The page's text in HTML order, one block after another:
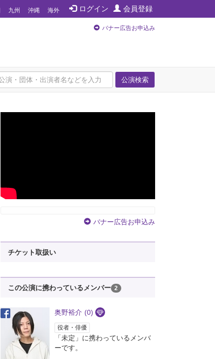
ログイン 会員登録
九州 沖縄 海外
バナー広告お申込み
公演検索
バナー広告お申込み
チケット取扱い
この公演に携わっているメンバー 2
奥野裕介 (0)
役者・俳優
「未定」に携わっているメンバ
ーです。